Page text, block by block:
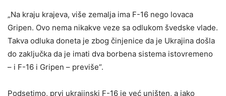
„Na kraju krajeva, više zemalja ima F-16 nego lovaca
Gripen. Ovo nema nikakve veze sa odlukom švedske vlade.
Takva odluka doneta je zbog činjenice da je Ukrajina došla
do zaključka da je imati dva borbena sistema istovremeno
– i F-16 i Gripen – previše“.
Podsetimo, prvi ukrajinski F-16 je već uništen, a iako